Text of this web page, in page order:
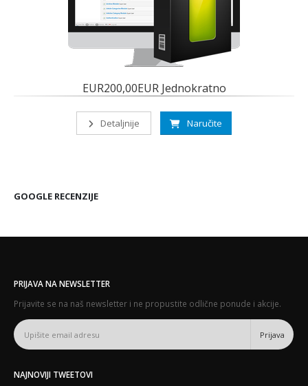
EUR200,00EUR Jednokratno
Detaljnije Naručite
GOOGLE RECENZIJE
PRIJAVA NA NEWSLETTER
Prijavite se na naš newsletter i ne propustite odlične ponude i akcije.
NAJNOVIJI TWEETOVI